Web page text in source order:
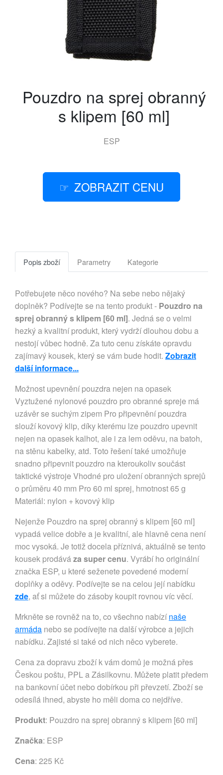
Pouzdro na sprej obranný
s klipem [60 ml]
ESP
ZOBRAZIT CENU
Popis zboží Parametry Kategorie
Potřebujete něco nového? Na sebe nebo nějaký
doplněk? Podívejte se na tento produkt - Pouzdro na
sprej obranný s klipem [60 ml]. Jedná se o velmi
hezký a kvalitní produkt, který vydrží dlouhou dobu a
nestojí vůbec hodně. Za tuto cenu získáte opravdu
zajímavý kousek, který se vám bude hodit. Zobrazit
další informace...
Možnost upevnění pouzdra nejen na opasek
Vyztužené nylonové pouzdro pro obranné spreje má
uzávěr se suchým zipem Pro připevnění pouzdra
slouží kovový klip, díky kterému lze pouzdro upevnit
nejen na opasek kalhot, ale i za lem oděvu, na batoh,
na stěnu kabelky, atd. Toto řešení také umožňuje
snadno připevnit pouzdro na kteroukoliv součást
taktické výstroje Vhodné pro uložení obranných sprejů
o průměru 40 mm Pro 60 ml sprej, hmotnost 65 g
Materiál: nylon + kovový klip
Nejenže Pouzdro na sprej obranný s klipem [60 ml]
vypadá velice dobře a je kvalitní, ale hlavně cena není
moc vysoká. Je totiž docela příznivá, aktuálně se tento
kousek prodáváza super cenu. Vyrábí ho originální
značka ESP, u které seženete povedené moderní
doplňky a oděvy. Podívejte se na celou její nabídku
zde, ať si můžete do zásoby koupit rovnou víc věcí.
Mrkněte se rovněž na to, co všechno nabízínaše
armáda nebo se podívejte na další výrobce a jejich
nabídku. Zajisté si také od nich něco vyberete.
Cena za dopravu zboží k vám domů je možná přes
Českou poštu, PPL a Zásilkovnu. Můžete platit předem
na bankovní účet nebo dobírkou při převzetí. Zboží se
odesílá ihned, abyste ho měli doma co nejdříve.
Produkt: Pouzdro na sprej obranný s klipem [60 ml]
Značka: ESP
Cena: 225 Kč